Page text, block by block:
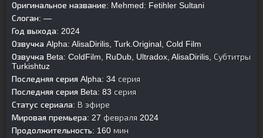
Оригинальное название: Mehmed: Fetihler Sultani
Слоган: —
Год выхода: 2024
Озвучка Alpha: AlisaDirilis, Turk.Original, Cold Film
Озвучка Beta: ColdFilm, RuDub, Ultradox, AlisaDirilis, Субтитры
Turkishtuz
Последняя серия Alpha: 34 серия
Последняя серия Beta: 83 серия
Статус сериала: В эфире
Мировая премьера: 27 февраля 2024
Продолжительность: 160 мин